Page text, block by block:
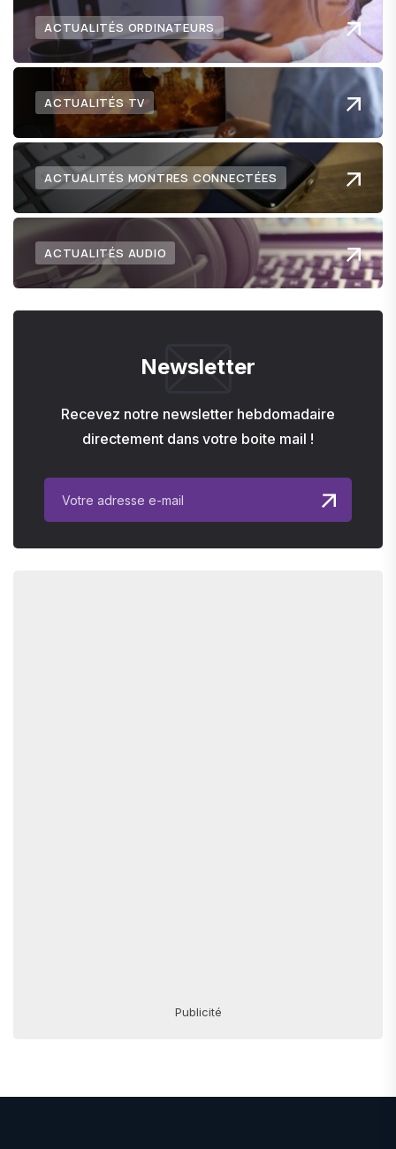
ACTUALITÉS ORDINATEURS
ACTUALITÉS TV
ACTUALITÉS MONTRES CONNECTÉES
ACTUALITÉS AUDIO
Newsletter
Recevez notre newsletter hebdomadaire
directement dans votre boite mail !
Publicité